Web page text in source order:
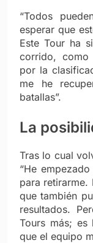
“Todos
esperar que
Este Tour ha
corrido, como
por la
me he
batallas”.
La
Tras lo cual
“He
para retirarme.
que también
resultados.
Tours más; es
que el equipo